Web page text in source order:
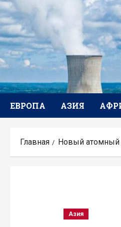
Перейти
к
содержимому
ЕВРОПА АЗИЯ
Главная Новый атомный
Азия